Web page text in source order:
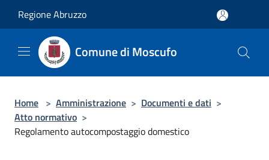
Regione Abruzzo
Comune di Moscufo
Home > Amministrazione > Documenti e dati >
Atto normativo >
Regolamento autocompostaggio domestico